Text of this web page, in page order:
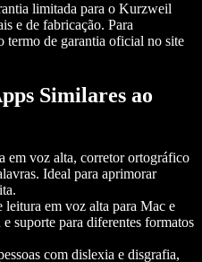
limitada para o Kurzweil
e de fabricação. Para
termo de garantia oficial no site
Similares ao
em voz alta, corretor ortográfico
Ideal para aprimorar
leitura em voz alta para Mac e
suporte para diferentes formatos
com dislexia e disgrafia,